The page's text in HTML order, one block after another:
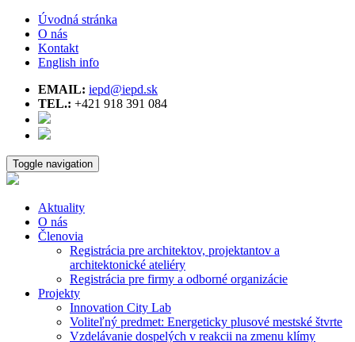
Úvodná stránka
O nás
Kontakt
English info
EMAIL: iepd@iepd.sk
TEL.: +421 918 391 084
Toggle navigation
Aktuality
O nás
Členovia
Registrácia pre architektov, projektantov a
architektonické ateliéry
Registrácia pre firmy a odborné organizácie
Projekty
Innovation City Lab
Voliteľný predmet: Energeticky plusové mestské štvrte
Vzdelávanie dospelých v reakcii na zmenu klímy